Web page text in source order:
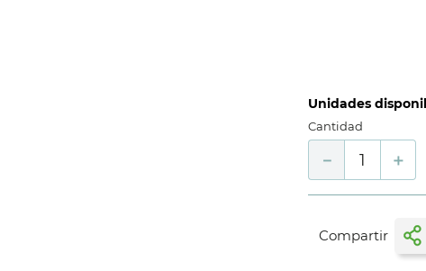
Unidades
Cantidad
＋
－